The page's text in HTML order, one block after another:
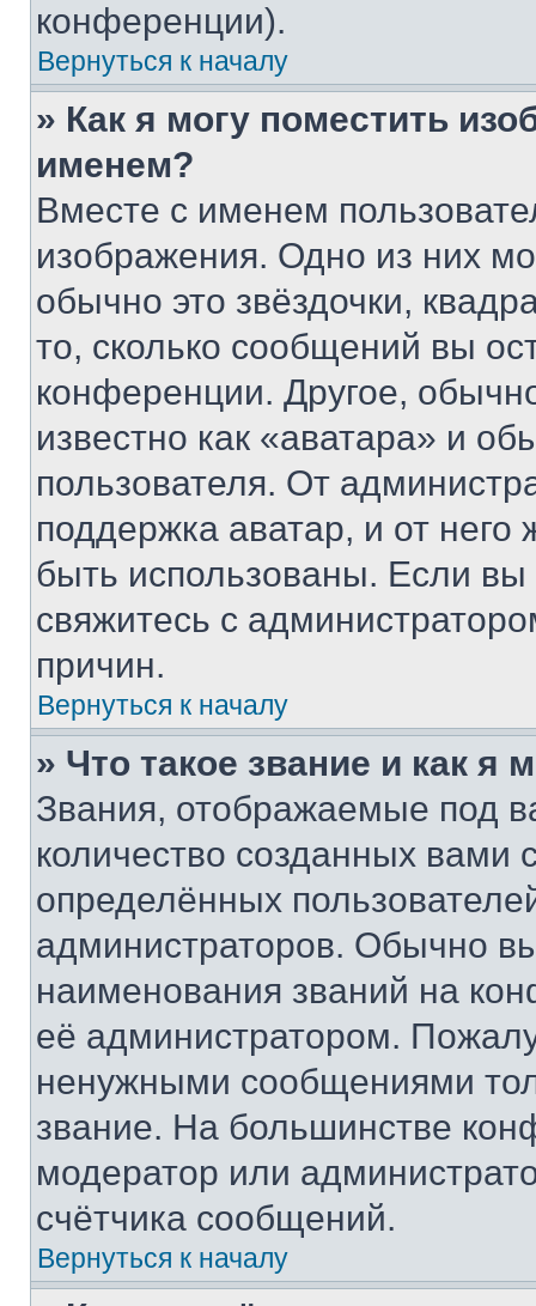
конференции).
Вернуться к началу
» Как я могу поместить
именем?
Вместе с именем
изображения. Одно из них
обычно это звёздочки,
то, сколько сообщений вы
конференции. Другое,
известно как «аватара» и
пользователя. От
поддержка аватар, и от него
быть использованы. Если
свяжитесь с
причин.
Вернуться к началу
» Что такое звание и как я
Звания, отображаемые под
количество созданных
определённых
администраторов. Обычно
наименования званий на
её администратором.
ненужными сообщениями
звание. На большинстве
модератор или
счётчика сообщений.
Вернуться к началу